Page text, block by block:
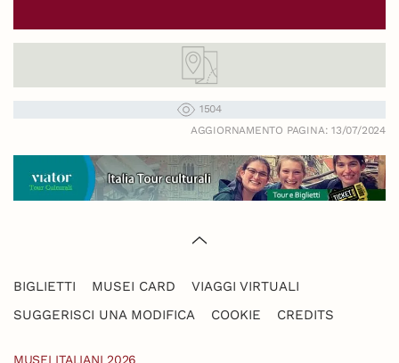
1504
AGGIORNAMENTO PAGINA: 13/07/2024
BIGLIETTI MUSEI CARD
VIAGGI VIRTUALI
SUGGERISCI UNA MODIFICA
COOKIE CREDITS
MUSEI ITALIANI 2026